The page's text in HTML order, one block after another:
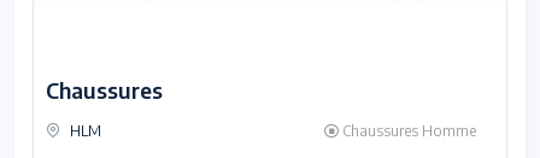
Chaussures
HLM Chaussures Homme